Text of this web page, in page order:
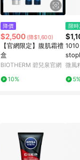
降價
$2,500 (降$1,600)
【官網限定】腹肌霜禮
盒
BIOTHERM 碧兒泉官網
10%
限
濕修
微風